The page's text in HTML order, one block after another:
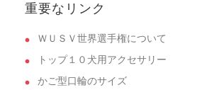
重要なリンク
ＷＵＳＶ世界選手権について
トップ１０犬用アクセサリー
かご型口輪のサイズ